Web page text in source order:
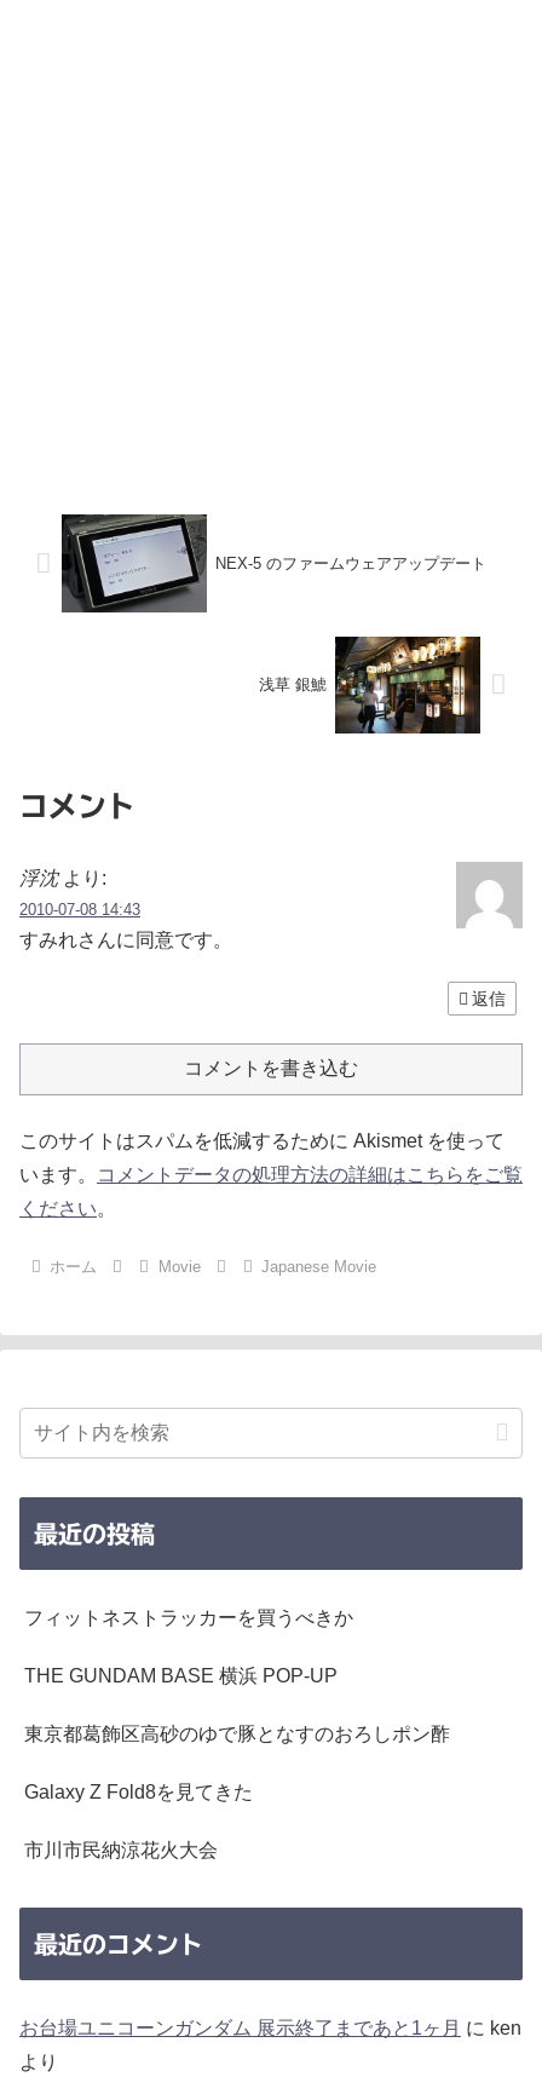
NEX-5 のファームウェアアップデート
浅草 銀鯱
コメント
浮沈 より:
2010-07-08 14:43
すみれさんに同意です。
返信
コメントを書き込む
このサイトはスパムを低減するために Akismet を使って
います。
コメントデータの処理方法の詳細はこちらをご覧
ください。
ホーム Movie Japanese Movie
最近の投稿
フィットネストラッカーを買うべきか
THE GUNDAM BASE 横浜 POP-UP
東京都葛飾区高砂のゆで豚となすのおろしポン酢
Galaxy Z Fold8を見てきた
市川市民納涼花火大会
最近のコメント
お台場ユニコーンガンダム 展示終了まであと1ヶ月 に ken
より